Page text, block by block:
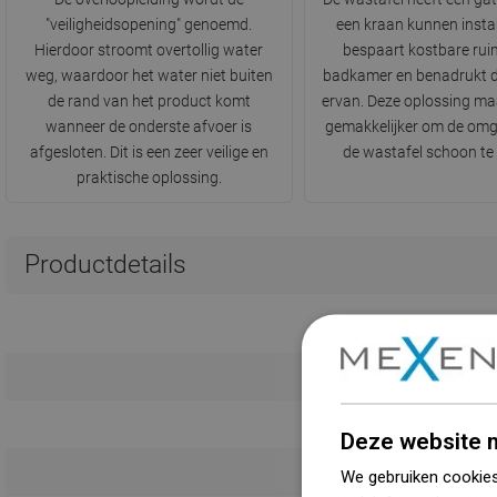
"veiligheidsopening" genoemd.
Hierdoor stroomt overtollig water
weg, waardoor het water niet buiten
de rand van het product komt
wanneer de onderste afvoer is
afgesloten. Dit is een zeer veilige en
praktische oplossing.
een kraan kunnen
bespaart kostbare
badkamer en benadrukt
ervan. Deze oplossing
gemakkelijker om de
de wastafel schoon te
Productdetails
Deze website
We gebruiken